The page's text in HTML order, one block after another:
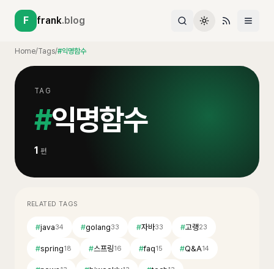
F frank.blog
Home/Tags/#익명함수
TAG
#익명함수
1 편
RELATED TAGS
#java34 #golang33 #자바33 #고랭23
#spring18 #스프링16 #faq15 #Q&A14